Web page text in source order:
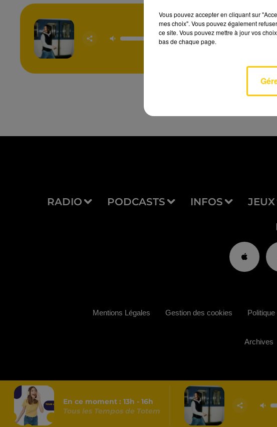
Feel Good
CHARLOTTE
CARDIN
RADIO PODCASTS INFOS JEUX
En ce moment : 13h - 16h
Tous les Tempos de Totem
Mentions Légales Gestion des cookies
Archives
Vous pouvez accepter en cliquant sur
mes choix". Vous pouvez également
ce site. Vous pouvez mettre à jour vos
bas de chaque page.